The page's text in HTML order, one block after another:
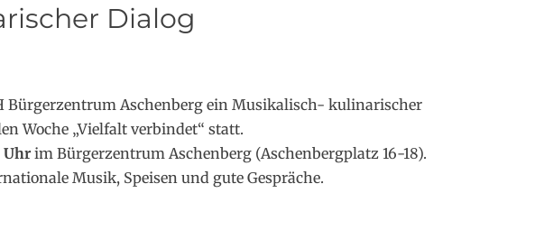
Dialog
Bürgerzentrum Aschenberg ein Musikalisch- kulinarischer
Woche „Vielfalt verbindet“ statt.
Uhrim Bürgerzentrum Aschenberg (Aschenbergplatz 16-18).
Musik, Speisen und gute Gespräche.